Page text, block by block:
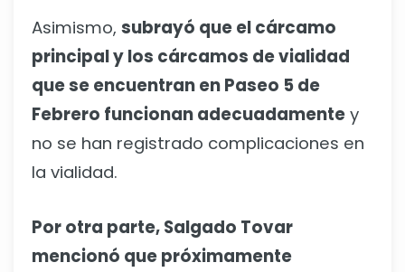
Asimismo, subrayó que el cárcamo
principal y los cárcamos de vialidad
que se encuentran en Paseo 5 de
Febrero funcionan adecuadamente y
no se han registrado complicaciones en
la vialidad.
Por otra parte, Salgado Tovar
mencionó que próximamente